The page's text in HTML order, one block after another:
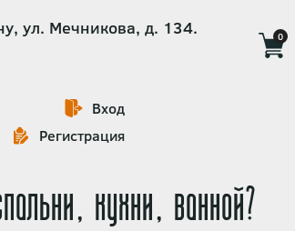
ул. Мечникова, д. 134. 0
Вход
Регистрация
кухни, ванной?